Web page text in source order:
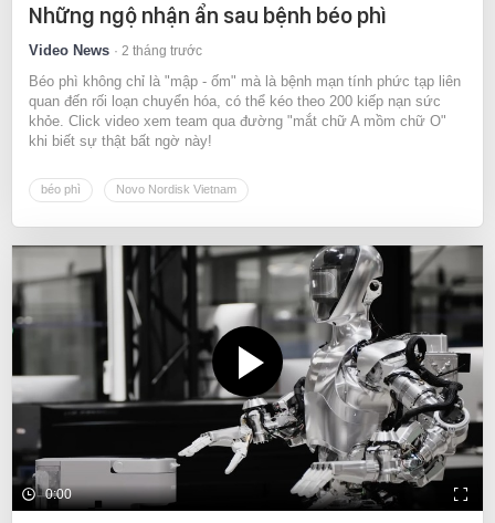
Những ngộ nhận ẩn sau bệnh béo phì
Video News 2 tháng trước
Béo phì không chỉ là "mập - ốm" mà là bệnh mạn tính phức tạp liên
quan đến rối loạn chuyển hóa, có thể kéo theo 200 kiếp nạn sức
khỏe. Click video xem team qua đường "mắt chữ A mồm chữ O"
khi biết sự thật bất ngờ này!
béo phì Novo Nordisk Vietnam
0:00